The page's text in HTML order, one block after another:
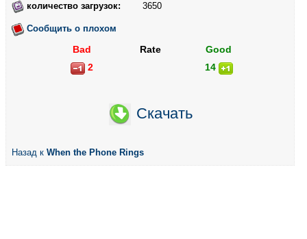
количество загрузок: 3650
Сообщить о плохом
Bad Rate
Good
2
14
Скачать
Назад к When the Phone Rings